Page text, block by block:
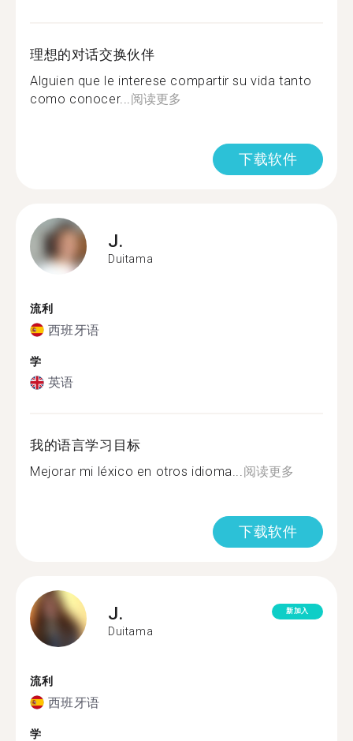
理想的对话交换伙伴
Alguien que le interese compartir su vida tanto
como conocer...阅读更多
下载软件
J.
Duitama
流利
西班牙语
学
英语
我的语言学习目标
Mejorar mi léxico en otros idioma...阅读更多
下载软件
J.
Duitama
新加入
流利
西班牙语
学